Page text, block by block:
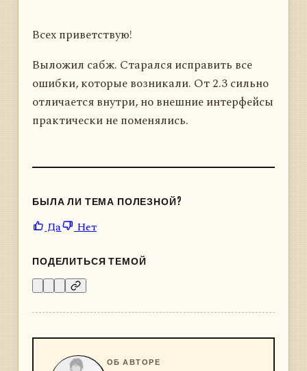
Всех приветствую!
Выложил сабж. Старался исправить все
ошибки, которые возникали. От 2.3 сильно
отличается внутри, но внешние интерфейсы
практически не поменялись.
БЫЛА ЛИ ТЕМА ПОЛЕЗНОЙ?
Да Нет
ПОДЕЛИТЬСЯ ТЕМОЙ
ОБ АВТОРЕ